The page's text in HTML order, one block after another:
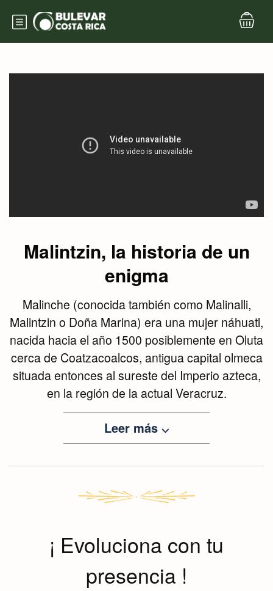
Malintzin, la historia de un
enigma
Malinche (conocida también como Malinalli,
Malintzin o Doña Marina) era una mujer náhuatl,
nacida hacia el año 1500 posiblemente en Oluta
cerca de Coatzacoalcos, antigua capital olmeca
situada entonces al sureste del Imperio azteca,
en la región de la actual Veracruz.
Leer más ⌵
¡ Evoluciona con tu
presencia !